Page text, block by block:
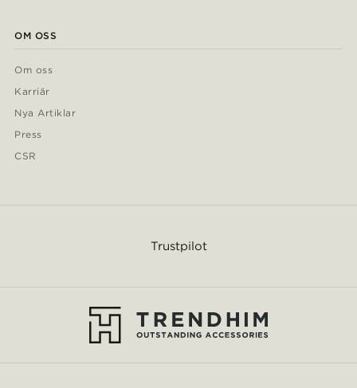
OM OSS
Om oss
Karriär
Nya Artiklar
Press
CSR
Trustpilot